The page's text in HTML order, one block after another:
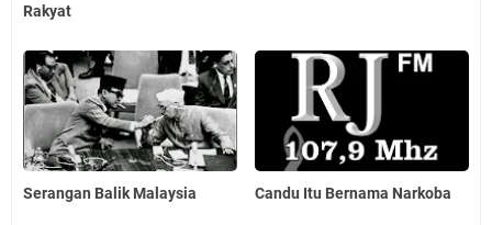
Rakyat
Serangan Balik Malaysia Candu Itu Bernama Narkoba